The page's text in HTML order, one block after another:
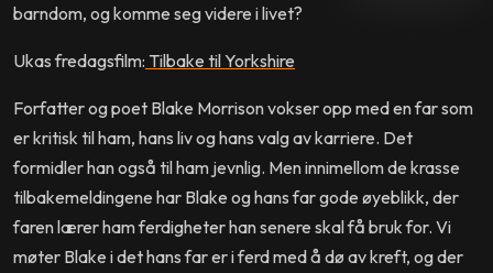
barndom, og komme seg videre i livet?
Ukas fredagsfilm: Tilbake til Yorkshire
Forfatter og poet Blake Morrison vokser opp med en far som
er kritisk til ham, hans liv og hans valg av karriere. Det
formidler han også til ham jevnlig. Men innimellom de krasse
tilbakemeldingene har Blake og hans far gode øyeblikk, der
faren lærer ham ferdigheter han senere skal få bruk for. Vi
møter Blake i det hans far er i ferd med å dø av kreft, og der